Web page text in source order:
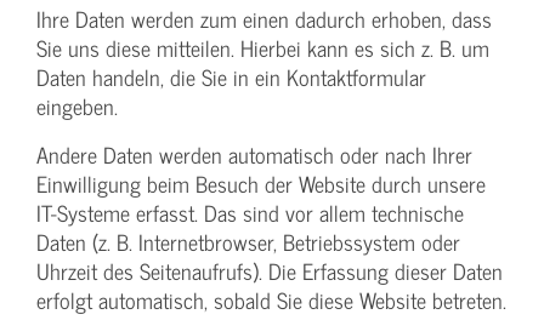
Ihre Daten werden zum einen dadurch erhoben, dass
Sie uns diese mitteilen. Hierbei kann es sich z. B. um
Daten handeln, die Sie in ein Kontaktformular
eingeben.
Andere Daten werden automatisch oder nach Ihrer
Einwilligung beim Besuch der Website durch unsere
IT-Systeme erfasst. Das sind vor allem technische
Daten (z. B. Internetbrowser, Betriebssystem oder
Uhrzeit des Seitenaufrufs). Die Erfassung dieser Daten
erfolgt automatisch, sobald Sie diese Website betreten.